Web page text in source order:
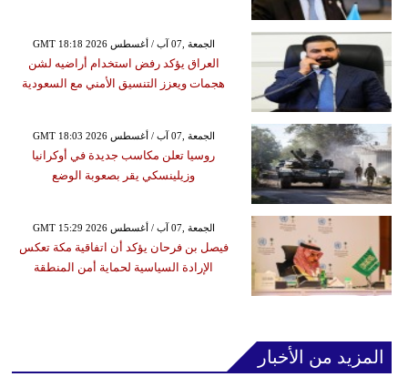
GMT 18:18 2026 الجمعة ,07 آب / أغسطس
العراق يؤكد رفض استخدام أراضيه لشن
هجمات ويعزز التنسيق الأمني مع السعودية
GMT 18:03 2026 الجمعة ,07 آب / أغسطس
روسيا تعلن مكاسب جديدة في أوكرانيا
وزيلينسكي يقر بصعوبة الوضع
GMT 15:29 2026 الجمعة ,07 آب / أغسطس
فيصل بن فرحان يؤكد أن اتفاقية مكة تعكس
الإرادة السياسية لحماية أمن المنطقة
المزيد من الأخبار